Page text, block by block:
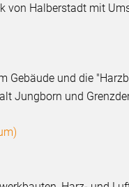
von Halberstadt mit
Gebäude und die
Jungborn und